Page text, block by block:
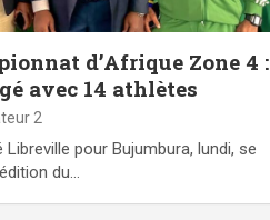
d’Afrique Zone 4 :
avec 14 athlètes
2
pour Bujumbura, lundi, se
du…